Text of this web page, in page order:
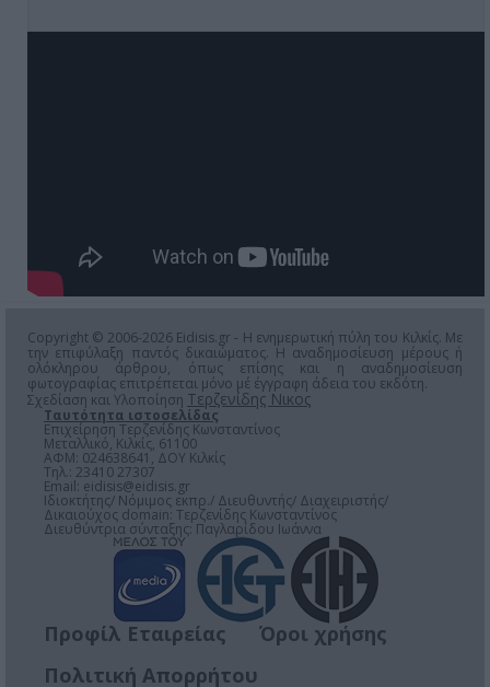
Copyright © 2006-2026 Eidisis.gr - Η ενημερωτική πύλη του Κιλκίς. Με
την επιφύλαξη παντός δικαιώματος. Η αναδημοσίευση μέρους ή
ολόκληρου άρθρου, όπως επίσης και η αναδημοσίευση
φωτογραφίας επιτρέπεται μόνο μέ έγγραφη άδεια του εκδότη.
Σχεδίαση και Υλοποίηση Τερζενίδης Νικος
Ταυτότητα ιστοσελίδας
Επιχείρηση Τερζενίδης Κωνσταντίνος
Μεταλλικό, Κιλκίς, 61100
ΑΦΜ: 024638641, ΔΟΥ Κιλκίς
Τηλ.: 23410 27307
Email: eidisis@eidisis.gr
Ιδιοκτήτης/ Νόμιμος εκπρ./ Διευθυντής/ Διαχειριστής/
Δικαιούχος domain: Τερζενίδης Κωνσταντίνος
Διευθύντρια σύνταξης: Παγλαρίδου Ιωάννα
Προφίλ Εταιρείας
Όροι χρήσης
Πολιτική Απορρήτου